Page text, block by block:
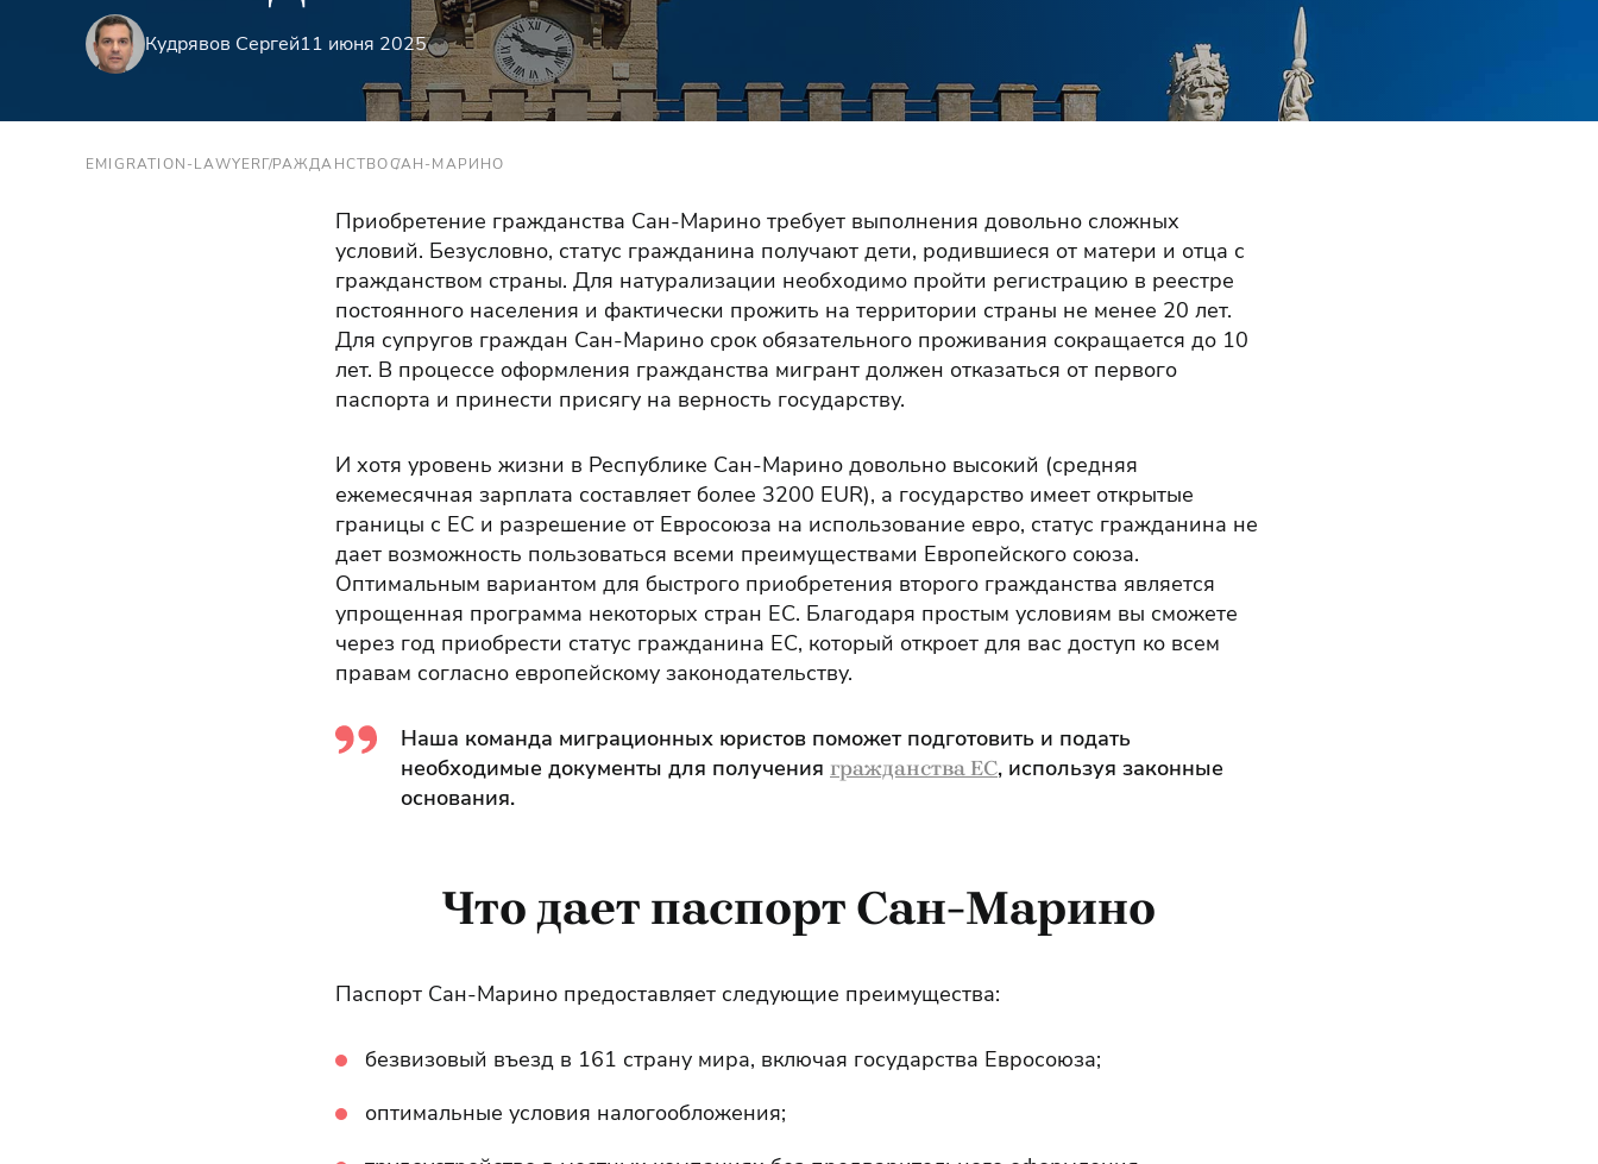
Кудрявов Сергей11 июня 2025
EMIGRATION-LAWYERГРАЖДАНСТВОСАН-МАРИНО
Приобретение гражданства Сан-Марино требует выполнения довольно сложных
условий. Безусловно, статус гражданина получают дети, родившиеся от матери и отца с
гражданством страны. Для натурализации необходимо пройти регистрацию в реестре
постоянного населения и фактически прожить на территории страны не менее 20 лет.
Для супругов граждан Сан-Марино срок обязательного проживания сокращается до 10
лет. В процессе оформления гражданства мигрант должен отказаться от первого
паспорта и принести присягу на верность государству.
И хотя уровень жизни в Республике Сан-Марино довольно высокий (средняя
ежемесячная зарплата составляет более 3200 EUR), а государство имеет открытые
границы с ЕС и разрешение от Евросоюза на использование евро, статус гражданина не
дает возможность пользоваться всеми преимуществами Европейского союза.
Оптимальным вариантом для быстрого приобретения второго гражданства является
упрощенная программа некоторых стран ЕС. Благодаря простым условиям вы сможете
через год приобрести статус гражданина ЕС, который откроет для вас доступ ко всем
правам согласно европейскому законодательству.
Наша команда миграционных юристов поможет подготовить и подать
необходимые документы для получения гражданства ЕС, используя законные
основания.
Что дает паспорт Сан-Марино
Паспорт Сан-Марино предоставляет следующие преимущества:
безвизовый въезд в 161 страну мира, включая государства Евросоюза;
оптимальные условия налогообложения;